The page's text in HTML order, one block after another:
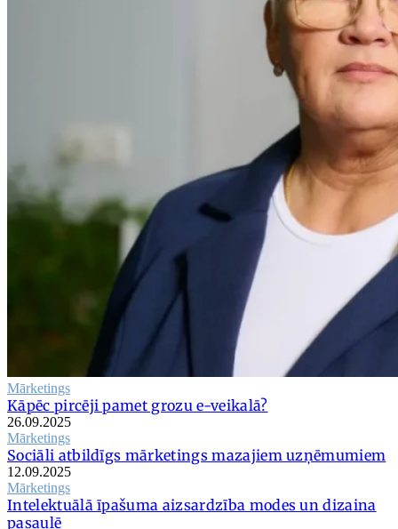
Mārketings
Kāpēc pircēji pamet grozu e-veikalā?
26.09.2025
Mārketings
Sociāli atbildīgs mārketings mazajiem uzņēmumiem
12.09.2025
Mārketings
Intelektuālā īpašuma aizsardzība modes un dizaina
pasaulē